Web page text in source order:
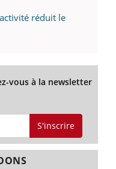
réduit le
vous à la newsletter
S'inscrire